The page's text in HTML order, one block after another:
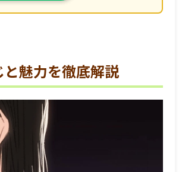
魅力を徹底解説